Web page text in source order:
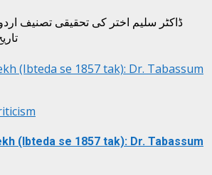
ڈاکٹر سلیم اختر کی تحقیقی تصنیف
(Ibteda se 1857 tak): Dr. Tabassum
(Ibteda se 1857 tak): Dr. Tabassum